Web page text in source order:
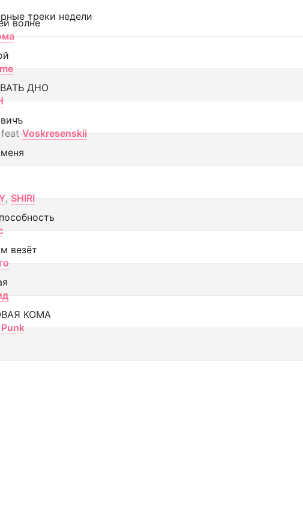
треки недели
волне
ДНО
feat Voskresenskii
, SHIRI
везёт
КОМА